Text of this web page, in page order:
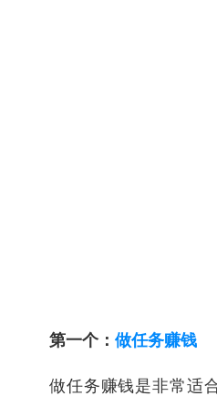
第一个： 做任务赚钱
做任务赚钱是非常适